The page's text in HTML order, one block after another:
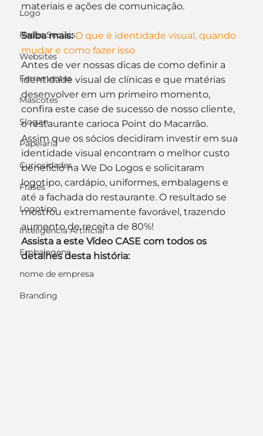
Logo
Redes Sociais
Websites
Ferramentas
Mascotes
Slogan
Papelaria
Curiosidades
Frases
Logotipo
Inteligência Artificial
Embalagens
nome de empresa
Branding
materiais e ações de comunicação.
Saiba mais: O que é identidade visual, quando
mudar e como fazer isso
Antes de ver nossas dicas de como definir a
identidade visual de clínicas e que matérias
desenvolver em um primeiro momento,
confira este case de sucesso de nosso cliente,
o restaurante carioca Point do Macarrão.
Assim que os sócios decidiram investir em sua
identidade visual encontram o melhor custo
benefício na We Do Logos e solicitaram
logotipo, cardápio, uniformes, embalagens e
até a fachada do restaurante. O resultado se
mostrou extremamente favorável, trazendo
aumento de receita de 80%!
Assista a este Vídeo CASE com todos os
detalhes desta história: